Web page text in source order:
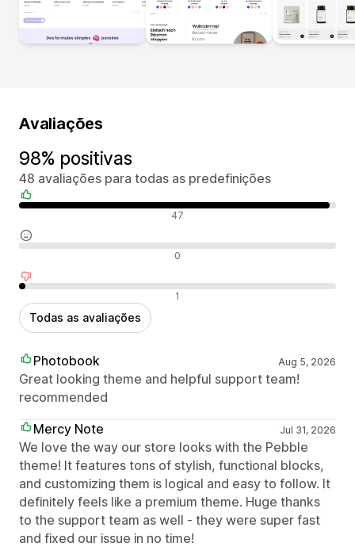
Avaliações
98% positivas
48 avaliações para todas as predefinições
Avaliações positivas 47
Avaliações neutras 0
Avaliações negativas 1
Todas as avaliações
Photobook Aug 5, 2026
Great looking theme and helpful support team!
recommended
Mercy Note
Jul 31, 2026
We love the way our store looks with the Pebble
theme! It features tons of stylish, functional blocks,
and customizing them is logical and easy to follow. It
definitely feels like a premium theme. Huge thanks
to the support team as well - they were super fast
and fixed our issue in no time!